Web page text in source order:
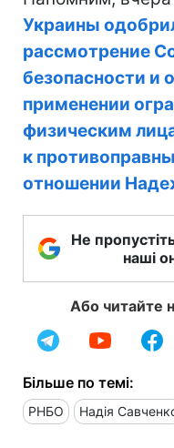
Украины
рассмотрение
безопасности и
применении
физическим
к
отношении
Не
наші
Або читайте
Більше по темі:
РНБО Надія